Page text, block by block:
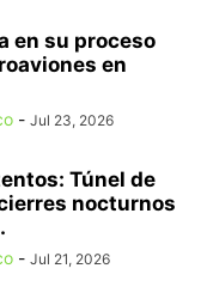
en su proceso
en
- Jul 23, 2026
Túnel de
nocturnos
- Jul 21, 2026